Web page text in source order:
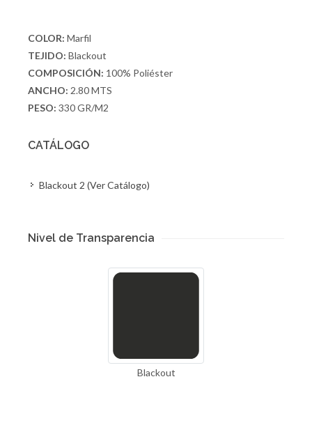
COLOR: Marfil
TEJIDO: Blackout
COMPOSICIÓN: 100% Poliéster
ANCHO: 2.80 MTS
PESO: 330 GR/M2
CATÁLOGO
Blackout 2 (Ver Catálogo)
Nivel de Transparencia
Blackout